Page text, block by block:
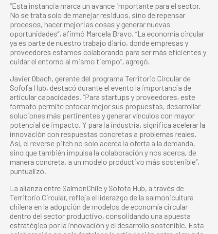
“Esta instancia marca un avance importante para el sector.
No se trata solo de manejar residuos, sino de repensar
procesos, hacer mejor las cosas y generar nuevas
oportunidades”, afirmó Marcela Bravo. “La economía circular
ya es parte de nuestro trabajo diario, donde empresas y
proveedores estamos colaborando para ser más eficientes y
cuidar el entorno al mismo tiempo”, agregó.
Javier Obach, gerente del programa Territorio Circular de
Sofofa Hub, destacó durante el evento la importancia de
articular capacidades. “Para startups y proveedores, este
formato permite enfocar mejor sus propuestas, desarrollar
soluciones más pertinentes y generar vínculos con mayor
potencial de impacto. Y para la industria, significa acelerar la
innovación con respuestas concretas a problemas reales.
Así, el reverse pitch no solo acerca la oferta a la demanda,
sino que también impulsa la colaboración y nos acerca, de
manera concreta, a un modelo productivo más sostenible”,
puntualizó.
La alianza entre SalmonChile y Sofofa Hub, a través de
Territorio Circular, refleja el liderazgo de la salmonicultura
chilena en la adopción de modelos de economía circular
dentro del sector productivo, consolidando una apuesta
estratégica por la innovación y el desarrollo sostenible. Esta